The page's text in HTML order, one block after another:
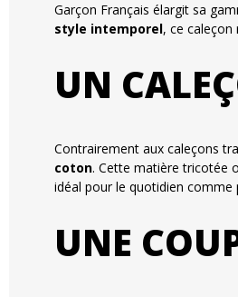
Garçon Français élargit sa
style intemporel, ce caleçon
UN
Contrairement aux caleçons
coton. Cette matière tricotée
idéal pour le quotidien
UNE